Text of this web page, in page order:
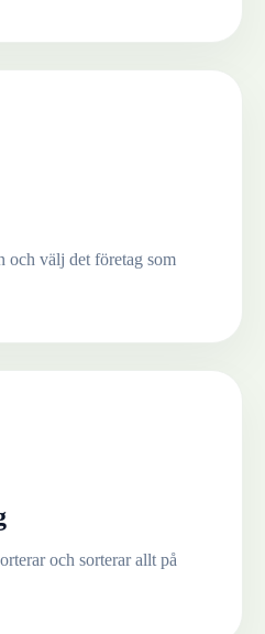
och välj det företag som
och sorterar allt på